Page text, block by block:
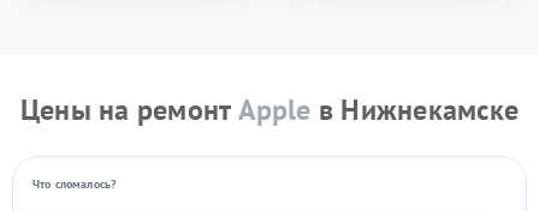
Цены на ремонтApple в Нижнекамске
Что сломалось?